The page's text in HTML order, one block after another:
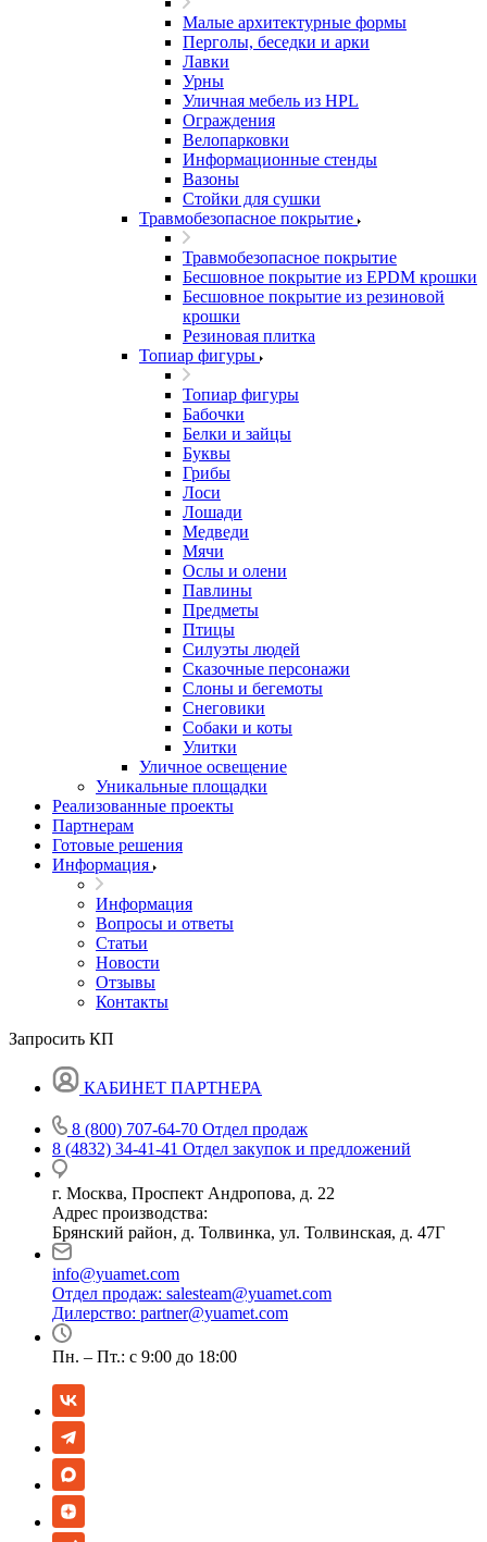
Малые архитектурные формы
Перголы, беседки и арки
Лавки
Урны
Уличная мебель из HPL
Ограждения
Велопарковки
Информационные стенды
Вазоны
Стойки для сушки
Травмобезопасное покрытие
Травмобезопасное покрытие
Бесшовное покрытие из EPDM крошки
Бесшовное покрытие из резиновой
крошки
Резиновая плитка
Топиар фигуры
Топиар фигуры
Бабочки
Белки и зайцы
Буквы
Грибы
Лоси
Лошади
Медведи
Мячи
Ослы и олени
Павлины
Предметы
Птицы
Силуэты людей
Сказочные персонажи
Слоны и бегемоты
Снеговики
Собаки и коты
Улитки
Уличное освещение
Уникальные площадки
Реализованные проекты
Партнерам
Готовые решения
Информация
Информация
Вопросы и ответы
Статьи
Новости
Отзывы
Контакты
Запросить КП
КАБИНЕТ ПАРТНЕРА
8 (800) 707-64-70 Отдел продаж
8 (4832) 34-41-41 Отдел закупок и предложений
г. Москва, Проспект Андропова, д. 22
Адрес производства:
Брянский район, д. Толвинка, ул. Толвинская, д. 47Г
info@yuamet.com
Отдел продаж: salesteam@yuamet.com
Дилерство: partner@yuamet.com
Пн. – Пт.: с 9:00 до 18:00